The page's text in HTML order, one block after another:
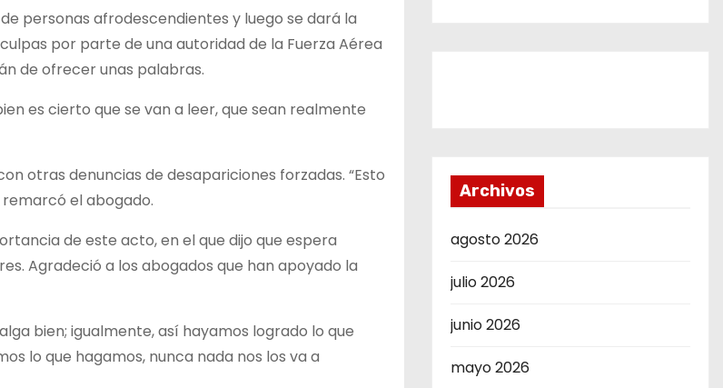
personas afrodescendientes y luego se dará la
por parte de una autoridad de la Fuerza Aérea
de ofrecer unas palabras.
es cierto que se van a leer, que sean realmente
otras denuncias de desapariciones forzadas. “Esto
remarcó el abogado.
de este acto, en el que dijo que espera
Agradeció a los abogados que han apoyado la
bien; igualmente, así hayamos logrado lo que
lo que hagamos, nunca nada nos los va a
Archivos
agosto 2026
julio 2026
junio 2026
mayo 2026